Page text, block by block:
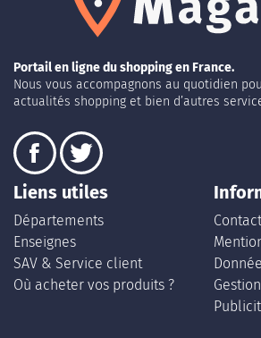
Portail en ligne du shopping en France.
Nous vous accompagnons au quotidien
actualités shopping et bien d’autres
Liens utiles
Départements
Enseignes
SAV & Service client
Où acheter vos produits ?
Contact